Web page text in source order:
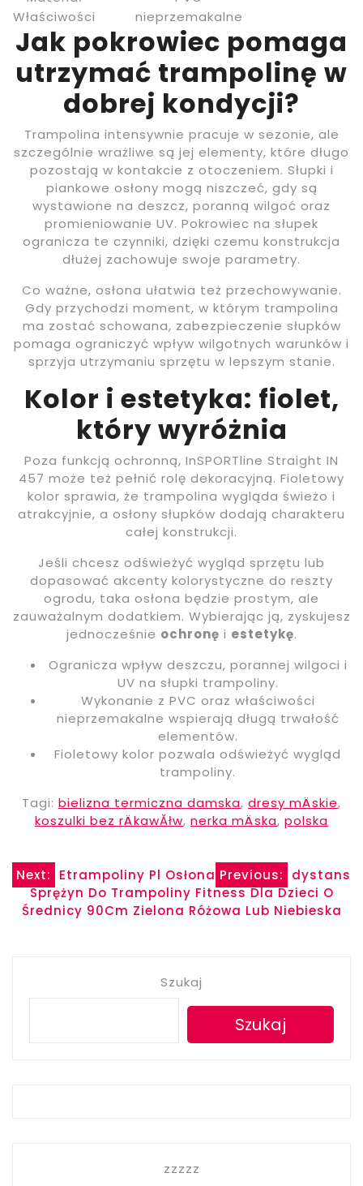
Właściwości
nieprzemakalne
Jak pokrowiec pomaga
utrzymać trampolinę w
dobrej kondycji?
Trampolina intensywnie pracuje w sezonie, ale
szczególnie wrażliwe są jej elementy, które długo
pozostają w kontakcie z otoczeniem. Słupki i
piankowe osłony mogą niszczeć, gdy są
wystawione na deszcz, poranną wilgoć oraz
promieniowanie UV. Pokrowiec na słupek
ogranicza te czynniki, dzięki czemu konstrukcja
dłużej zachowuje swoje parametry.
Co ważne, osłona ułatwia też przechowywanie.
Gdy przychodzi moment, w którym trampolina
ma zostać schowana, zabezpieczenie słupków
pomaga ograniczyć wpływ wilgotnych warunków i
sprzyja utrzymaniu sprzętu w lepszym stanie.
Kolor i estetyka: fiolet,
który wyróżnia
Poza funkcją ochronną, InSPORTline Straight IN
457 może też pełnić rolę dekoracyjną. Fioletowy
kolor sprawia, że trampolina wygląda świeżo i
atrakcyjnie, a osłony słupków dodają charakteru
całej konstrukcji.
Jeśli chcesz odświeżyć wygląd sprzętu lub
dopasować akcenty kolorystyczne do reszty
ogrodu, taka osłona będzie prostym, ale
zauważalnym dodatkiem. Wybierając ją, zyskujesz
jednocześnie ochronę i estetykę.
Ogranicza wpływ deszczu, porannej wilgoci i
UV na słupki trampoliny.
Wykonanie z PVC oraz właściwości
nieprzemakalne wspierają długą trwałość
elementów.
Fioletowy kolor pozwala odświeżyć wygląd
trampoliny.
Tagi: bielizna termiczna damska, dresy mÄskie,
koszulki bez rÄkawĂłw, nerka mÄska, polska
Nawigacja
wpisu
Previous: dystans
Next:
Etrampoliny Pl Osłona
Sprężyn Do Trampoliny Fitness Dla Dzieci O
Średnicy 90Cm Zielona Różowa Lub Niebieska
Szukaj
Szukaj
zzzzz